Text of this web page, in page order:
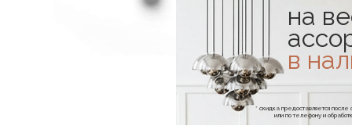
на
в
* скидка предоставляется
или по телефону и